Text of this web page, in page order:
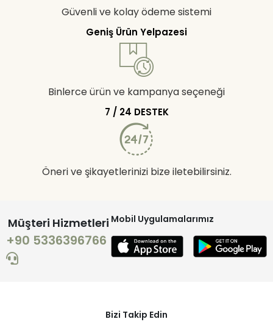
Güvenli ve kolay ödeme sistemi
Geniş Ürün Yelpazesi
Binlerce ürün ve kampanya seçeneği
7 / 24 DESTEK
Öneri ve şikayetlerinizi bize iletebilirsiniz.
Müşteri Hizmetleri
+90 5336396766
Mobil Uygulamalarımız
Bizi Takip Edin